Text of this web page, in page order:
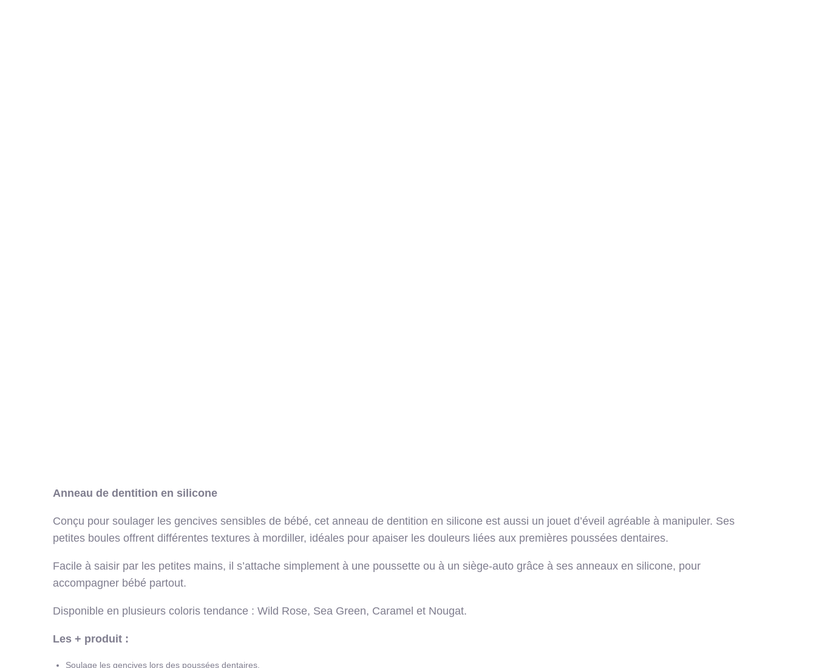
Anneau de dentition en silicone
Conçu pour soulager les gencives sensibles de bébé, cet anneau de dentition en silicone est aussi un jouet d’éveil agréable à manipuler. Ses
petites boules offrent différentes textures à mordiller, idéales pour apaiser les douleurs liées aux premières poussées dentaires.
Facile à saisir par les petites mains, il s’attache simplement à une poussette ou à un siège-auto grâce à ses anneaux en silicone, pour
accompagner bébé partout.
Disponible en plusieurs coloris tendance : Wild Rose, Sea Green, Caramel et Nougat.
Les + produit :
Soulage les gencives lors des poussées dentaires.